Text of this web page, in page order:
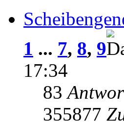
1 ... 7, 8, 9
17:34
83
355877